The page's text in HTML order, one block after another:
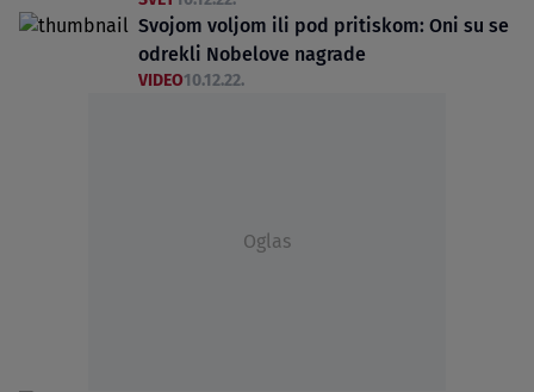
Svojom voljom ili pod pritiskom: Oni su se
odrekli Nobelove nagrade
VIDEO10.12.22.
Oglas